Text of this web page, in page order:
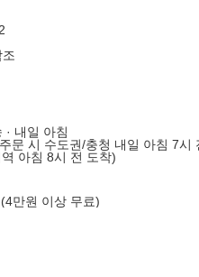
· 내일 아침
문 시 수도권/충청 내일 아침 7시
아침 8시 전 도착)
만원 이상 무료)